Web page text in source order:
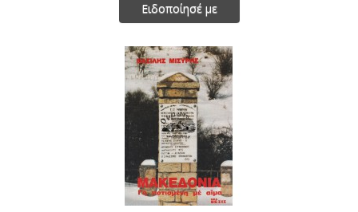
Ειδοποίησέ με